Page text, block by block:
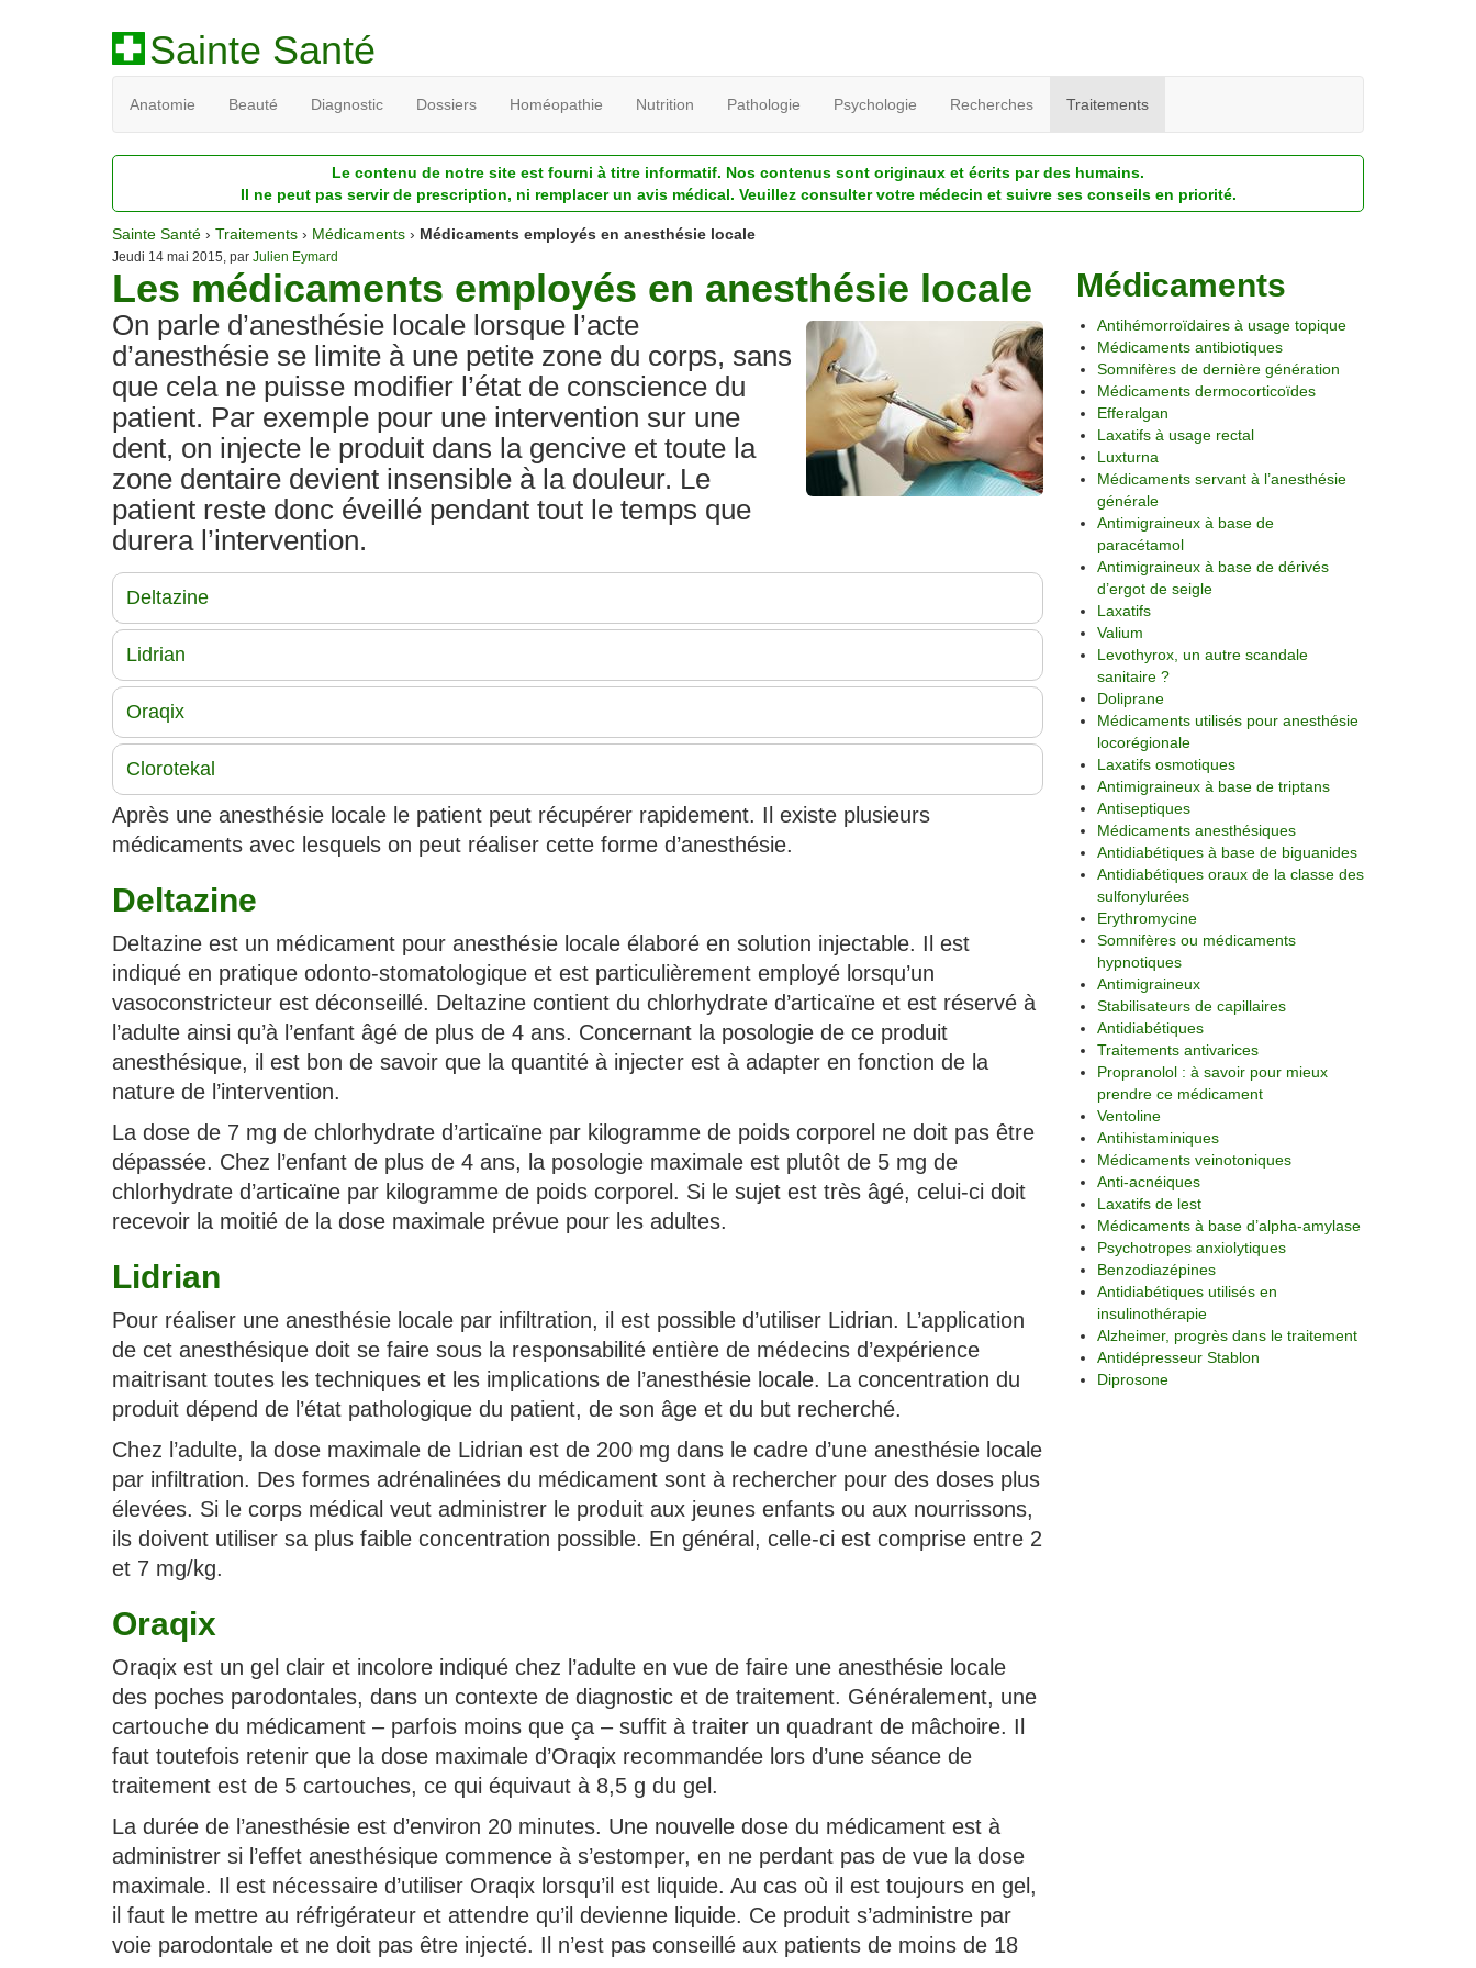
Sainte Santé
Anatomie Beauté Diagnostic Dossiers Homéopathie Nutrition Pathologie Psychologie Recherches Traitements
Le contenu de notre site est fourni à titre informatif. Nos contenus sont originaux et écrits par des humains.
Il ne peut pas servir de prescription, ni remplacer un avis médical. Veuillez consulter votre médecin et suivre ses conseils en priorité.
Sainte Santé › Traitements › Médicaments › Médicaments employés en anesthésie locale
Jeudi 14 mai 2015, par Julien Eymard
Les médicaments employés en anesthésie locale
On parle d’anesthésie locale lorsque l’acte
d’anesthésie se limite à une petite zone du corps, sans
que cela ne puisse modifier l’état de conscience du
patient. Par exemple pour une intervention sur une
dent, on injecte le produit dans la gencive et toute la
zone dentaire devient insensible à la douleur. Le
patient reste donc éveillé pendant tout le temps que
durera l’intervention.
Deltazine
Lidrian
Oraqix
Clorotekal
Après une anesthésie locale le patient peut récupérer rapidement. Il existe plusieurs
médicaments avec lesquels on peut réaliser cette forme d’anesthésie.
Deltazine
Deltazine est un médicament pour anesthésie locale élaboré en solution injectable. Il est
indiqué en pratique odonto-stomatologique et est particulièrement employé lorsqu’un
vasoconstricteur est déconseillé. Deltazine contient du chlorhydrate d’articaïne et est réservé à
l’adulte ainsi qu’à l’enfant âgé de plus de 4 ans. Concernant la posologie de ce produit
anesthésique, il est bon de savoir que la quantité à injecter est à adapter en fonction de la
nature de l’intervention.
La dose de 7 mg de chlorhydrate d’articaïne par kilogramme de poids corporel ne doit pas être
dépassée. Chez l’enfant de plus de 4 ans, la posologie maximale est plutôt de 5 mg de
chlorhydrate d’articaïne par kilogramme de poids corporel. Si le sujet est très âgé, celui-ci doit
recevoir la moitié de la dose maximale prévue pour les adultes.
Lidrian
Pour réaliser une anesthésie locale par infiltration, il est possible d’utiliser Lidrian. L’application
de cet anesthésique doit se faire sous la responsabilité entière de médecins d’expérience
maitrisant toutes les techniques et les implications de l’anesthésie locale. La concentration du
produit dépend de l’état pathologique du patient, de son âge et du but recherché.
Chez l’adulte, la dose maximale de Lidrian est de 200 mg dans le cadre d’une anesthésie locale
par infiltration. Des formes adrénalinées du médicament sont à rechercher pour des doses plus
élevées. Si le corps médical veut administrer le produit aux jeunes enfants ou aux nourrissons,
ils doivent utiliser sa plus faible concentration possible. En général, celle-ci est comprise entre 2
et 7 mg/kg.
Oraqix
Oraqix est un gel clair et incolore indiqué chez l’adulte en vue de faire une anesthésie locale
des poches parodontales, dans un contexte de diagnostic et de traitement. Généralement, une
cartouche du médicament – parfois moins que ça – suffit à traiter un quadrant de mâchoire. Il
faut toutefois retenir que la dose maximale d’Oraqix recommandée lors d’une séance de
traitement est de 5 cartouches, ce qui équivaut à 8,5 g du gel.
La durée de l’anesthésie est d’environ 20 minutes. Une nouvelle dose du médicament est à
administrer si l’effet anesthésique commence à s’estomper, en ne perdant pas de vue la dose
maximale. Il est nécessaire d’utiliser Oraqix lorsqu’il est liquide. Au cas où il est toujours en gel,
il faut le mettre au réfrigérateur et attendre qu’il devienne liquide. Ce produit s’administre par
voie parodontale et ne doit pas être injecté. Il n’est pas conseillé aux patients de moins de 18
Médicaments
Antihémorroïdaires à usage topique
Médicaments antibiotiques
Somnifères de dernière génération
Médicaments dermocorticoïdes
Efferalgan
Laxatifs à usage rectal
Luxturna
Médicaments servant à l’anesthésie
générale
Antimigraineux à base de
paracétamol
Antimigraineux à base de dérivés
d’ergot de seigle
Laxatifs
Valium
Levothyrox, un autre scandale
sanitaire ?
Doliprane
Médicaments utilisés pour anesthésie
locorégionale
Laxatifs osmotiques
Antimigraineux à base de triptans
Antiseptiques
Médicaments anesthésiques
Antidiabétiques à base de biguanides
Antidiabétiques oraux de la classe des
sulfonylurées
Erythromycine
Somnifères ou médicaments
hypnotiques
Antimigraineux
Stabilisateurs de capillaires
Antidiabétiques
Traitements antivarices
Propranolol : à savoir pour mieux
prendre ce médicament
Ventoline
Antihistaminiques
Médicaments veinotoniques
Anti-acnéiques
Laxatifs de lest
Médicaments à base d’alpha-amylase
Psychotropes anxiolytiques
Benzodiazépines
Antidiabétiques utilisés en
insulinothérapie
Alzheimer, progrès dans le traitement
Antidépresseur Stablon
Diprosone